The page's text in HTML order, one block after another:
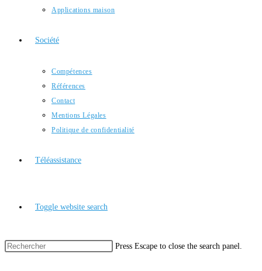
Applications maison
Société
Compétences
Références
Contact
Mentions Légales
Politique de confidentialité
Téléassistance
Toggle website search
Press Escape to close the search panel.